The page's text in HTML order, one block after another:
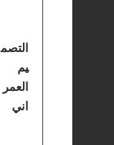
التصم
يم
العمر
اني